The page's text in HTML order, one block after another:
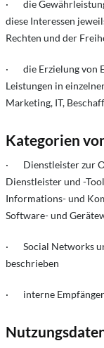
· die
diese Interessen
Rechten und der
· die Erzielung von
Leistungen in
Marketing, IT,
Kategorien
· Dienstleister zur
Dienstleister und -
Informations- und
Software- und
· Social Networks
beschrieben
· interne Empfänger